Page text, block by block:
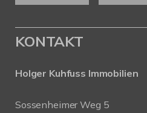
KONTAKT
Holger Kuhfuss Immobilien
Sossenheimer Weg 5